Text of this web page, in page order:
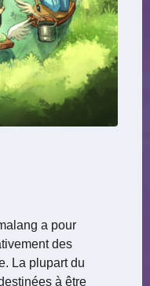
a pour
des
La plupart du
à être